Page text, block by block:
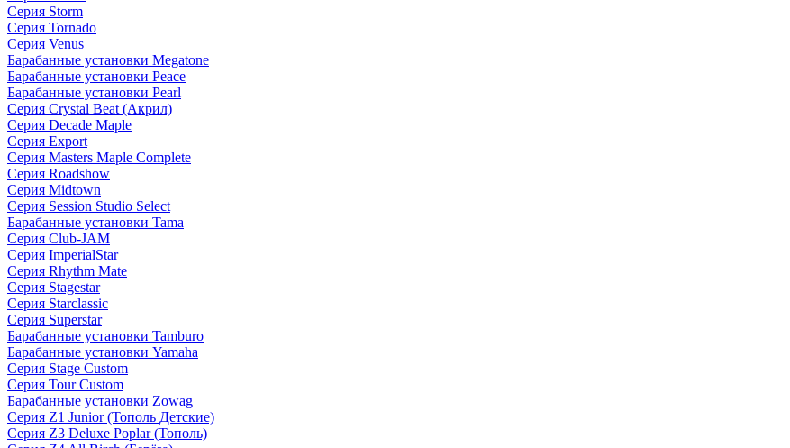
Серия Storm
Серия Tornado
Серия Venus
Барабанные установки Megatone
Барабанные установки Peace
Барабанные установки Pearl
Серия Crystal Beat (Акрил)
Серия Decade Maple
Серия Export
Серия Masters Maple Complete
Серия Roadshow
Серия Midtown
Серия Session Studio Select
Барабанные установки Tama
Серия Club-JAM
Серия ImperialStar
Серия Rhythm Mate
Серия Stagestar
Серия Starclassic
Серия Superstar
Барабанные установки Tamburo
Барабанные установки Yamaha
Серия Stage Custom
Серия Tour Custom
Барабанные установки Zowag
Серия Z1 Junior (Тополь Детские)
Серия Z3 Deluxe Poplar (Тополь)